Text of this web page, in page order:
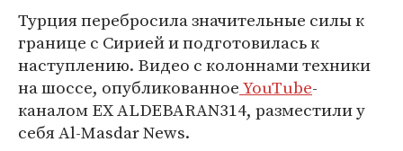
Турция перебросила значительные силы к
границе с Сирией и подготовилась к
наступлению. Видео с колоннами техники
на шоссе, опубликованноеYouTube-
каналом EX ALDEBARAN314, разместили у
себя Al-Masdar News.